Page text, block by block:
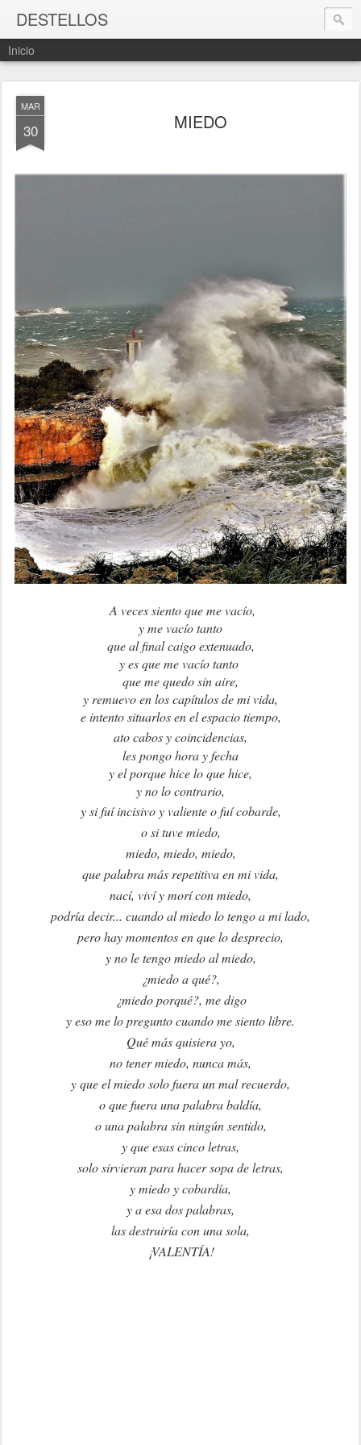
DESTELLOS
Inicio
MAR
30 MIEDO
A veces siento que me vacío,
y me vacío tanto
que al final caigo extenuado,
y es que me vacío tanto
que me quedo sin aire,
y remuevo en los capítulos de mi vida,
e intento situarlos en el espacio tiempo,
ato cabos y coincidencias,
les pongo hora y fecha
y el porque hice lo que hice,
y no lo contrario,
y si fuí incisivo y valiente o fuí cobarde,
o si tuve miedo,
miedo, miedo, miedo,
que palabra más repetitiva en mi vida,
nací, viví y morí con miedo,
podría decir... cuando al miedo lo tengo a mi lado,
pero hay momentos en que lo desprecio,
y no le tengo miedo al miedo,
¿miedo a qué?,
¿miedo porqué?, me digo
y eso me lo pregunto cuando me siento libre.
Qué más quisiera yo,
no tener miedo, nunca más,
y que el miedo solo fuera un mal recuerdo,
o que fuera una palabra baldía,
o una palabra sin ningún sentido,
y que esas cinco letras,
solo sirvieran para hacer sopa de letras,
y miedo y cobardía,
y a esa dos palabras,
las destruiría con una sola,
¡VALENTÍA!